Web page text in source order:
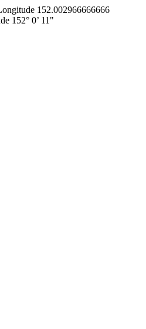
152.002966666666
152° 0’ 11"